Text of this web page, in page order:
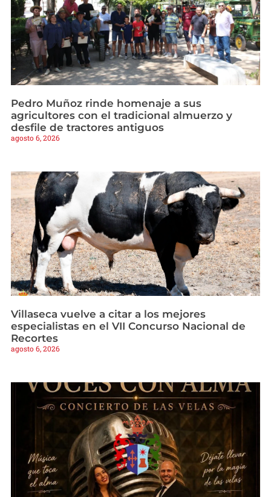
Pedro Muñoz rinde homenaje a sus
agricultores con el tradicional almuerzo y
desfile de tractores antiguos
agosto 6, 2026
Villaseca vuelve a citar a los mejores
especialistas en el VII Concurso Nacional de
Recortes
agosto 6, 2026